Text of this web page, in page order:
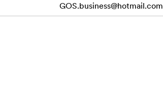
GOS.business@hotmail.com